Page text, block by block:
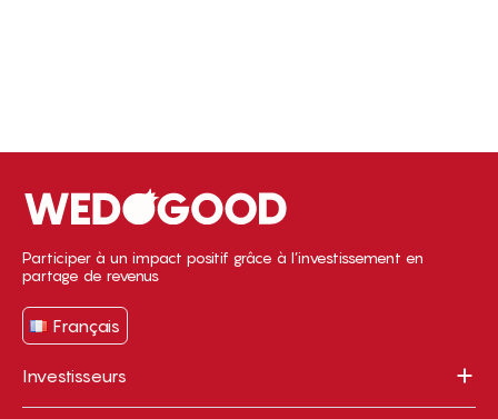
Participer à un impact positif grâce à l’investissement en
partage de revenus
Français
Investisseurs